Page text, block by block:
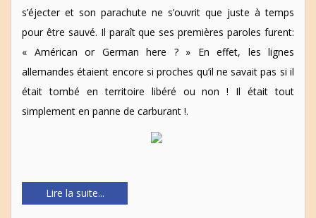
s’éjecter et son parachute ne s’ouvrit que juste à temps
pour être sauvé. Il paraît que ses premières paroles furent:
« Américan or German here ? » En effet, les lignes
allemandes étaient encore si proches qu’il ne savait pas si il
était tombé en territoire libéré ou non ! Il était tout
simplement en panne de carburant !.
Lire la suite...